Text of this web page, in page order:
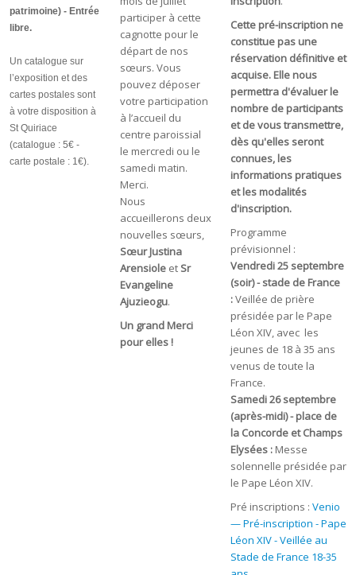
patrimoine) - Entrée
libre.
Un catalogue sur
l’exposition et des
cartes postales sont
à votre disposition à
St Quiriace
(catalogue : 5€ -
carte postale : 1€).
participer à cette
cagnotte pour le
départ de nos
sœurs. Vous
pouvez déposer
votre participation
à l’accueil du
centre paroissial
le mercredi ou le
samedi matin.
Merci.
Nous
accueillerons deux
nouvelles sœurs,
Sœur Justina
Arensiole et Sr
Evangeline
Ajuzieogu.
Un grand Merci
pour elles !
Cette pré-inscription ne
constitue pas une
réservation définitive et
acquise. Elle nous
permettra d'évaluer le
nombre de participants
et de vous transmettre,
dès qu'elles seront
connues, les
informations pratiques
et les modalités
d'inscription.
Programme
prévisionnel :
Vendredi 25 septembre
(soir) - stade de France
:Veillée de prière
présidée par le Pape
Léon XIV, avec les
jeunes de 18 à 35 ans
venus de toute la
France.
Samedi 26 septembre
(après-midi) - place de
la Concorde et Champs
Elysées : Messe
solennelle présidée par
le Pape Léon XIV.
Pré inscriptions : Venio
— Pré-inscription - Pape
Léon XIV - Veillée au
Stade de France 18-35